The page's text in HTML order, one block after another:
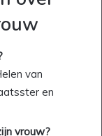
van
en
vrouw?